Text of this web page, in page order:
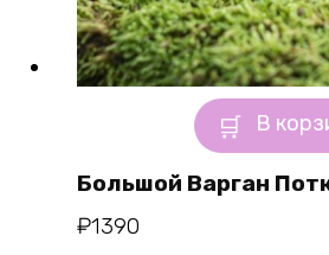
В
Большой Варган
₽1390